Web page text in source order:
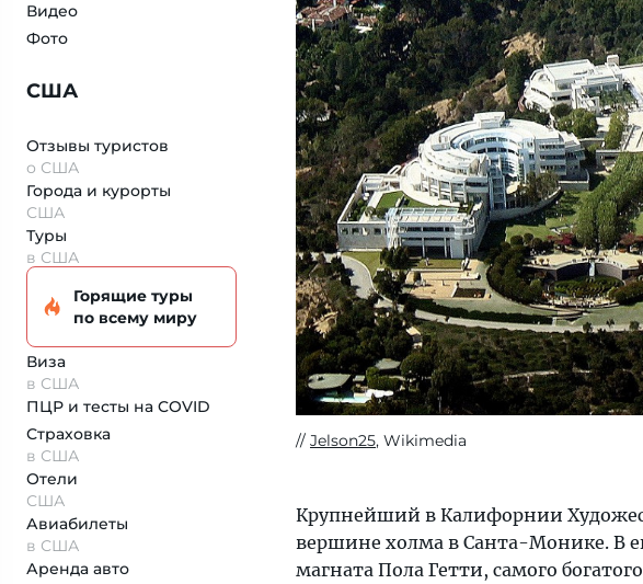
Видео
Фото
США
Отзывы туристов
о США
Города и курорты
США
Туры
в США
Горящие туры
по всему миру
Виза
в США
ПЦР и тесты на COVID
Страховка
в США
Отели
США
Авиабилеты
в США
Аренда авто
Jelson25, Wikimedia
Крупнейший в Калифорнии
вершине холма в Санта-Монике. В
магната Пола Гетти, самого